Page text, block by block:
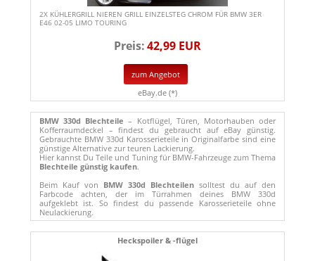
2X KÜHLERGRILL NIEREN GRILL EINZELSTEG CHROM FÜR BMW 3ER
E46 02-05 LIMO TOURING
Preis:42,99 EUR
zum Angebot
eBay.de (*)
BMW 330d Blechteile – Kotflügel, Türen, Motorhauben oder
Kofferraumdeckel – findest du gebraucht auf eBay günstig.
Gebrauchte BMW 330d Karosserieteile in Originalfarbe sind eine
günstige Alternative zur teuren Lackierung.
Hier kannst Du Teile und Tuning für BMW-Fahrzeuge zum Thema
Blechteile günstig kaufen.
Beim Kauf von BMW 330d Blechteilen solltest du auf den
Farbcode achten, der im Türrahmen deines BMW 330d
aufgeklebt ist. So findest du passende Karosserieteile ohne
Neulackierung.
Heckspoiler & -flügel